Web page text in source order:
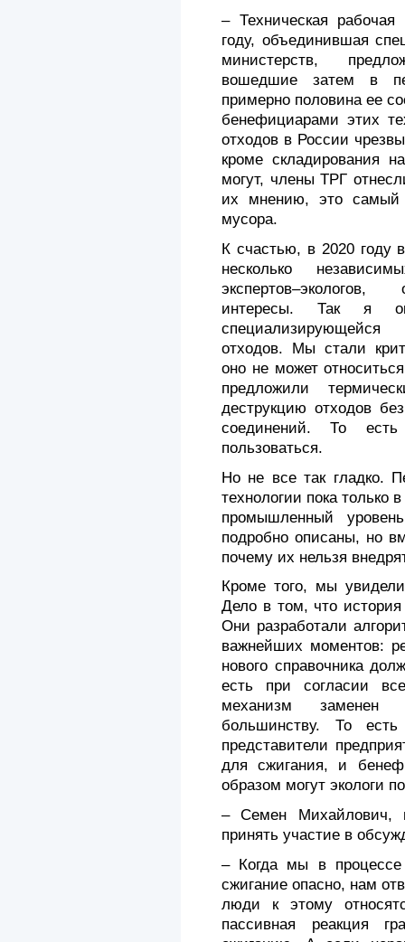
– Техническая
году, объединившая
министерств,
вошедшие затем в
примерно половина ее
бенефициарами этих
отходов в России
кроме складирования
могут, члены ТРГ
их мнению, это самый
мусора.
К счастью, в 2020 году
несколько
интересы. Так я
отходов. Мы стали
оно не может
предложили
деструкцию отходов
соединений. То
пользоваться.
Но не все так гладко.
технологии пока только
промышленный
подробно описаны, но
почему их нельзя
Кроме того, мы
Дело в том, что
Они разработали
важнейших моментов:
нового справочника
есть при согласии
механизм заменен
большинству. То
представители
для сжигания, и
образом могут экологи
– Семен Михайлович,
принять участие в
– Когда мы в
сжигание опасно, нам
люди к этому
пассивная реакция